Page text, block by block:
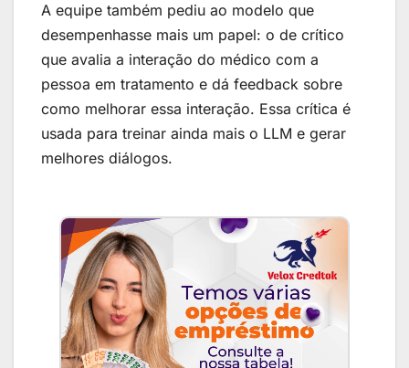
A equipe também pediu ao modelo que
desempenhasse mais um papel: o de crítico
que avalia a interação do médico com a
pessoa em tratamento e dá feedback sobre
como melhorar essa interação. Essa crítica é
usada para treinar ainda mais o LLM e gerar
melhores diálogos.